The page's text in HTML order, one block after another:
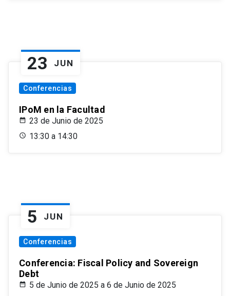
23 JUN
Conferencias
IPoM en la Facultad
23 de Junio de 2025
13:30 a 14:30
5 JUN
Conferencias
Conferencia: Fiscal Policy and Sovereign
Debt
5 de Junio de 2025 a 6 de Junio de 2025